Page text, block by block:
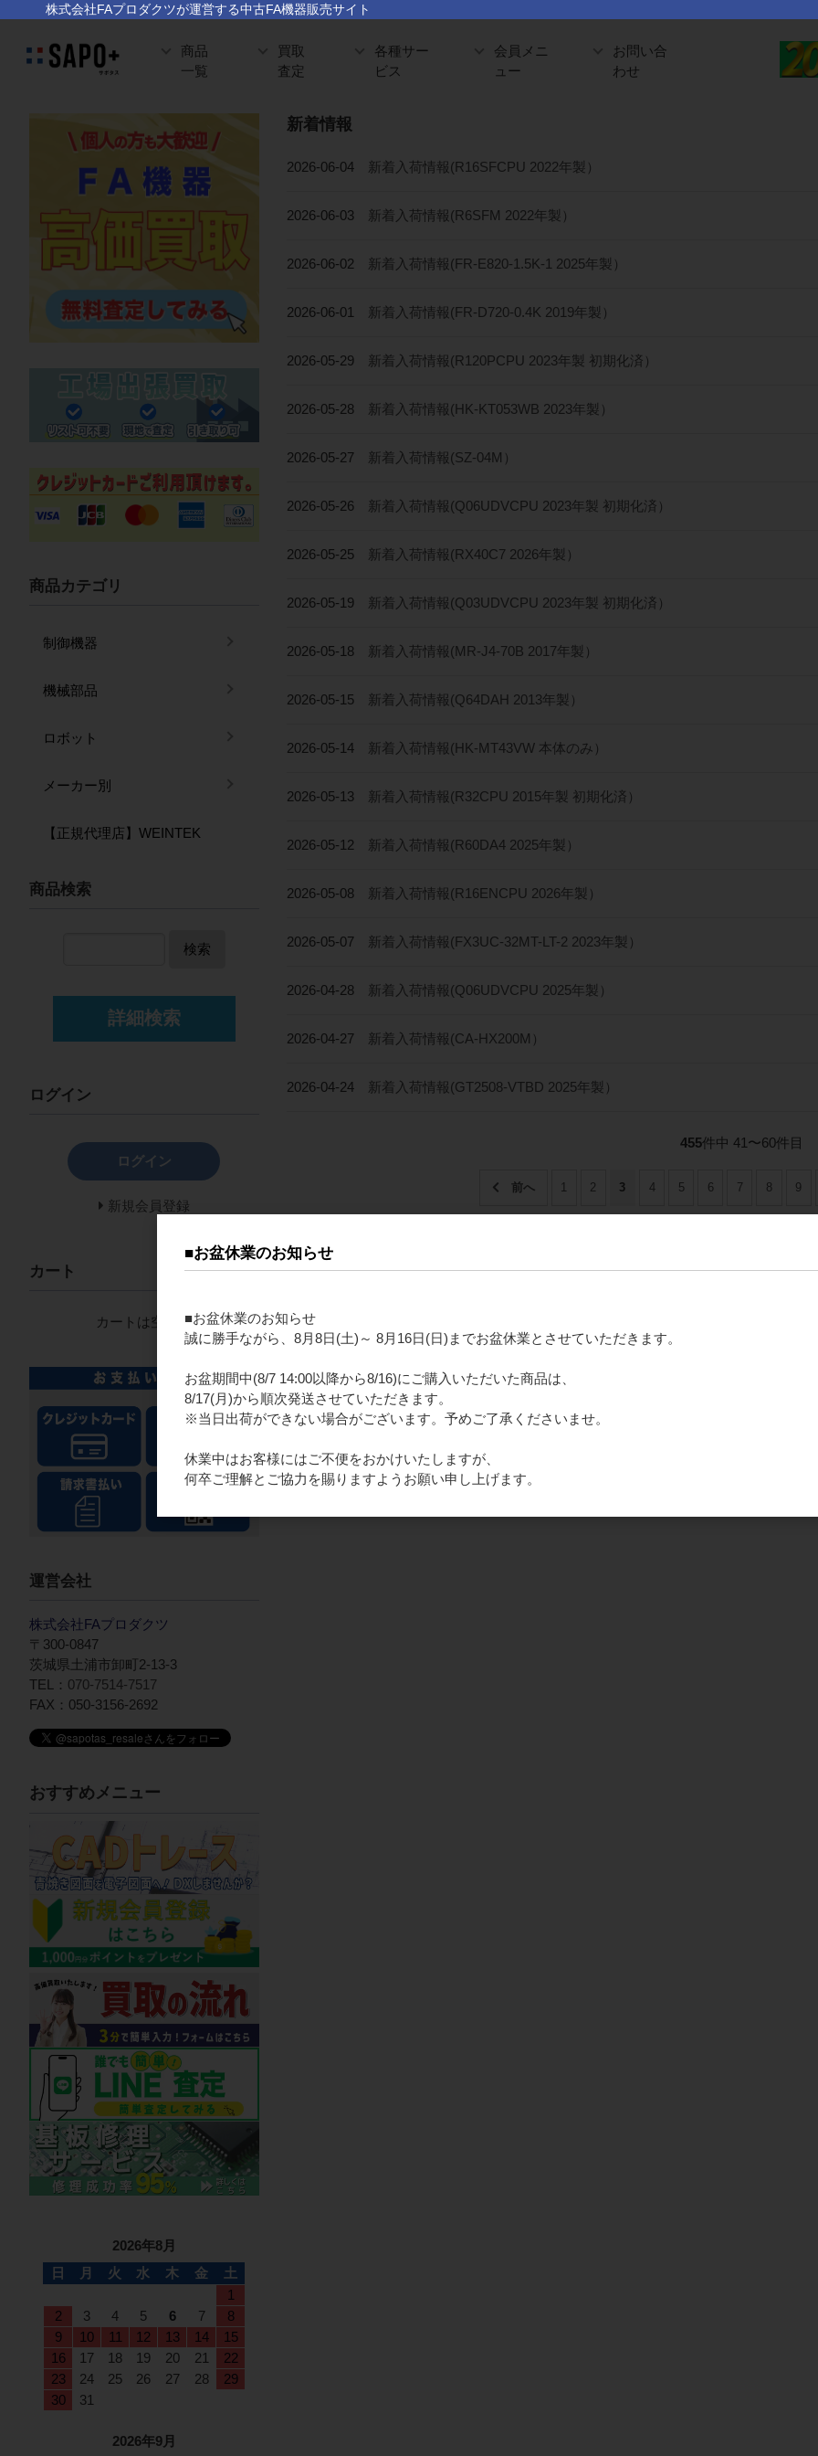
株式会社FAプロダクツが運営する中古FA機器販売サイト
商品
一覧
買取
査定
各種サー
ビス
会員メニ
ュー
お問い合
わせ
新着情報
2026-06-04 新着入荷情報(R16SFCPU 2022年製）
2026-06-03 新着入荷情報(R6SFM 2022年製）
2026-06-02 新着入荷情報(FR-E820-1.5K-1 2025年製）
2026-06-01 新着入荷情報(FR-D720-0.4K 2019年製）
2026-05-29 新着入荷情報(R120PCPU 2023年製 初期化済）
2026-05-28 新着入荷情報(HK-KT053WB 2023年製）
2026-05-27 新着入荷情報(SZ-04M）
2026-05-26 新着入荷情報(Q06UDVCPU 2023年製 初期化済）
2026-05-25 新着入荷情報(RX40C7 2026年製）
2026-05-19 新着入荷情報(Q03UDVCPU 2023年製 初期化済）
2026-05-18 新着入荷情報(MR-J4-70B 2017年製）
2026-05-15 新着入荷情報(Q64DAH 2013年製）
2026-05-14 新着入荷情報(HK-MT43VW 本体のみ）
2026-05-13 新着入荷情報(R32CPU 2015年製 初期化済）
2026-05-12 新着入荷情報(R60DA4 2025年製）
2026-05-08 新着入荷情報(R16ENCPU 2026年製）
2026-05-07 新着入荷情報(FX3UC-32MT-LT-2 2023年製）
2026-04-28 新着入荷情報(Q06UDVCPU 2025年製）
2026-04-27 新着入荷情報(CA-HX200M）
2026-04-24 新着入荷情報(GT2508-VTBD 2025年製）
455件中 41〜60件目
1 2 3 4 5 6 7 8 9
商品カテゴリ
制御機器
機械部品
ロボット
メーカー別
【正規代理店】WEINTEK
商品検索
検索
詳細検索
ログイン
ログイン
新規会員登録
カート
カートは空です
運営会社
株式会社FAプロダクツ
〒300-0847
茨城県土浦市卸町2-13-3
TEL： 070-7514-7517
FAX：050-3156-2692
おすすめメニュー
2026年8月
日
月 火 水 木 金
土
1
2
3 4 5 6 7
8
9
10 11 12 13 14
15
16
17 18 19 20 21
22
23
24 25 26 27 28
29
30
31
2026年9月
■お盆休業のお知らせ
■お盆休業のお知らせ
誠に勝手ながら、8月8日(土)～ 8月16日(日)までお盆休業とさせていただきます。
お盆期間中(8/7 14:00以降から8/16)にご購入いただいた商品は、
8/17(月)から順次発送させていただきます。
※当日出荷ができない場合がございます。予めご了承くださいませ。
休業中はお客様にはご不便をおかけいたしますが、
何卒ご理解とご協力を賜りますようお願い申し上げます。